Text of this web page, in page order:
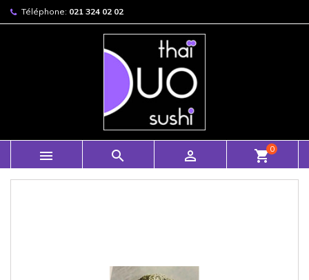
Téléphone: 021 324 02 02
   shopping_cart0